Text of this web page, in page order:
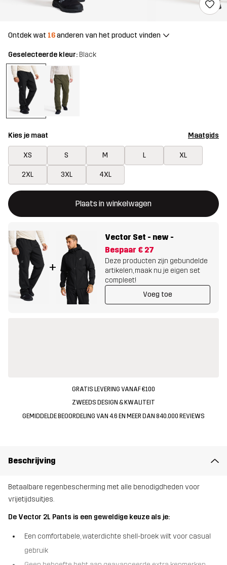
Ontdek wat 16anderen van het product vinden
Geselecteerde kleur: Black
Kies je maat Maatgids
XS S M L XL
2XL 3XL 4XL
Plaats in winkelwagen
Deze knop opent een modal met de bevestiging van een
{{size}} niet beschikbaar
+
Vector Set - new -
Bespaar € 27
Deze producten zijn gebundelde
artikelen, maak nu je eigen set
compleet!
Voeg toe
GRATIS LEVERING VANAF €100
ZWEEDS DESIGN & KWALITEIT
GEMIDDELDE BEOORDELING VAN 4.6 EN MEER DAN 840.000 REVIEWS
Beschrijving
Betaalbare regenbescherming met alle benodigdheden voor
vrijetijdsuitjes.
De Vector 2L Pants is een geweldige keuze als je:
Een comfortabele, waterdichte shell-broek wilt voor casual
gebruik